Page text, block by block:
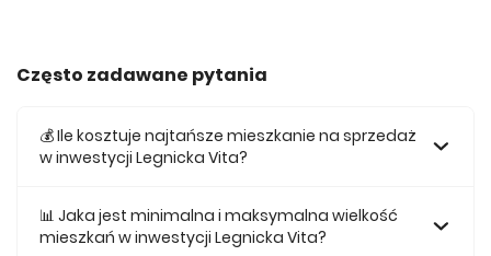
Często zadawane pytania
💰 Ile kosztuje najtańsze mieszkanie na sprzedaż
w inwestycji Legnicka Vita?
688 180 zł.
📊 Jaka jest minimalna i maksymalna wielkość
mieszkań w inwestycji Legnicka Vita?